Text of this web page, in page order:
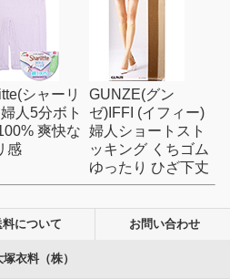
シャーリ
人5分ボト
爽快な
感
GUNZE(グン
ゼ)IFFI (イフィー)
婦人ショートスト
ッキング くちゴム
ゆったり ひざ下丈
料について お問い合わせ
衣料（株）